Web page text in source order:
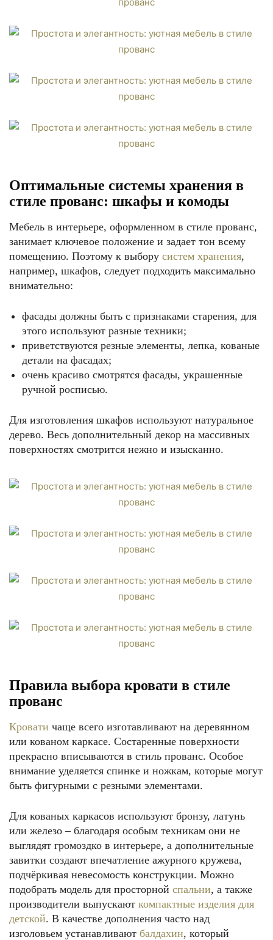
Оптимальные системы хранения в
стиле прованс: шкафы и комоды
Мебель в интерьере, оформленном в стиле прованс,
занимает ключевое положение и задает тон всему
помещению. Поэтому к выбору систем хранения,
например, шкафов, следует подходить максимально
внимательно:
фасады должны быть с признаками старения, для
этого используют разные техники;
приветствуются резные элементы, лепка, кованые
детали на фасадах;
очень красиво смотрятся фасады, украшенные
ручной росписью.
Для изготовления шкафов используют натуральное
дерево. Весь дополнительный декор на массивных
поверхностях смотрится нежно и изысканно.
Правила выбора кровати в стиле
прованс
Кровати чаще всего изготавливают на деревянном
или кованом каркасе. Состаренные поверхности
прекрасно вписываются в стиль прованс. Особое
внимание уделяется спинке и ножкам, которые могут
быть фигурными с резными элементами.
Для кованых каркасов используют бронзу, латунь
или железо – благодаря особым техникам они не
выглядят громоздко в интерьере, а дополнительные
завитки создают впечатление ажурного кружева,
подчёркивая невесомость конструкции. Можно
подобрать модель для просторной спальни, а также
производители выпускают компактные изделия для
детской. В качестве дополнения часто над
изголовьем устанавливают балдахин, который